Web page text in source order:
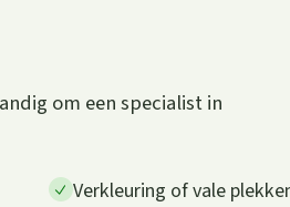
om een specialist in
Verkleuring of vale